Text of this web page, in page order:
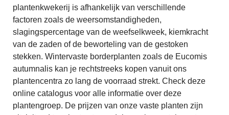
plantenkwekerij is afhankelijk van verschillende
factoren zoals de weersomstandigheden,
slagingspercentage van de weefselkweek, kiemkracht
van de zaden of de beworteling van de gestoken
stekken. Wintervaste borderplanten zoals de Eucomis
autumnalis kan je rechtstreeks kopen vanuit ons
plantencentra zo lang de voorraad strekt. Check deze
online catalogus voor alle informatie over deze
plantengroep. De prijzen van onze vaste planten zijn